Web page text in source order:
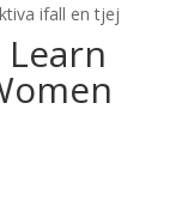
ifall en tjej